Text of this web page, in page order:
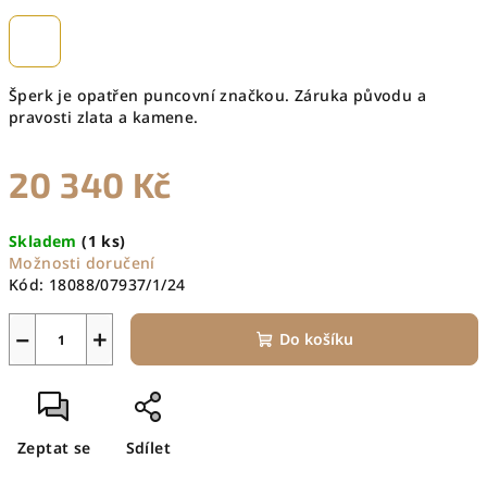
Šperk je opatřen puncovní značkou. Záruka původu a
pravosti zlata a kamene.
20 340 Kč
cena:
Skladem(1 ks)
Možnosti doručení
Kód: 18088/07937/1/24
+
− Do košíku
Zeptat se Sdílet